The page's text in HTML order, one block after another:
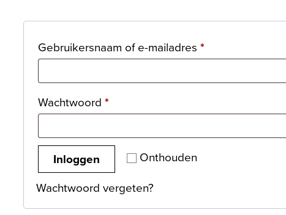
Gebruikersnaam of e-mailadres *
Wachtwoord *
Onthouden
Inloggen
Wachtwoord vergeten?